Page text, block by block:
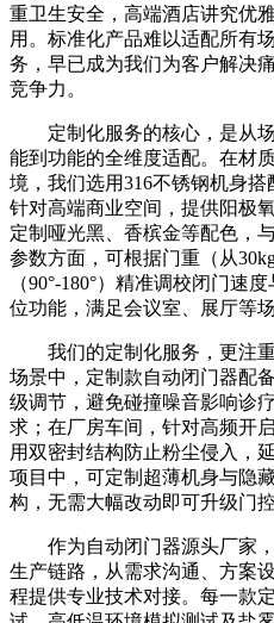
重卫生安全，高端酒店讲究优
用。标准化产品难以适配所有
务，早已成为我们为客户解决
竞争力。
定制化服务的核心，是从
能到功能的全维度适配。在材
境，我们选用316不锈钢机身搭
针对高端商业空间，提供阳极
定制哑光黑、香槟金等配色，
参数方面，可根据门重（从
（90°-180°）精准调校闭门速
位功能，满足会议室、展厅等
我们的定制化服务，更注
场景中，定制款自动闭门器配
级调节，避免碰撞噪音影响诊
求；在厂房车间，针对高频开
用双密封结构防止粉尘侵入，
项目中，可定制超薄机身与隐
构，无需大幅改动即可升级门控
作为自动闭门器源头厂家
生产链路，从需求沟通、方案
程提供专业技术对接。每一款